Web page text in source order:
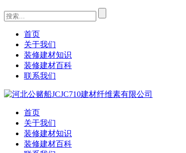
首页
关于我们
装修建材知识
装修建材百科
联系我们
首页
关于我们
装修建材知识
装修建材百科